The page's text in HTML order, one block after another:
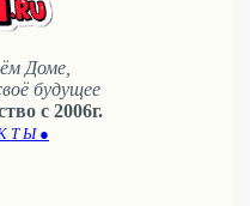
Доме,
будущее
с 2006г.
Т Ы ●